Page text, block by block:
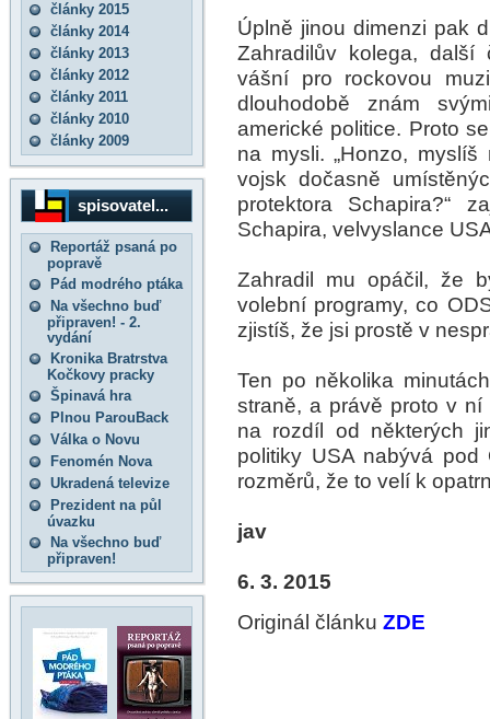
články 2015
články 2014
články 2013
články 2012
články 2011
články 2010
články 2009
spisovatel...
Reportáž psaná po
popravě
Pád modrého ptáka
Na všechno buď
připraven! - 2.
vydání
Kronika Bratrstva
Kočkovy pracky
Špinavá hra
Plnou ParouBack
Válka o Novu
Fenomén Nova
Ukradená televize
Prezident na půl
úvazku
Na všechno buď
připraven!
Úplně jinou dimenzi pak
Zahradilův kolega,
vášní pro rockovou
dlouhodobě znám
americké politice. Proto
na mysli. „Honzo,
vojsk dočasně
protektora Schapira?“
Schapira, velvyslance
Zahradil mu opáčil, že
volební programy, co
zjistíš, že jsi prostě v
Ten po několika
straně, a právě proto v
na rozdíl od některých
politiky USA nabývá pod
rozměrů, že to velí k
jav
6. 3. 2015
Originál článku ZDE